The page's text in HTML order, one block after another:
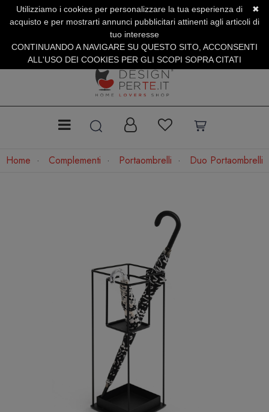
SERVIZIO CLIENTI +39.0773.470.562
SUMMER SALES | Fino al 31 Agosto
Home Complementi Portaombrelli Duo Portaombrelli
✖
Utilizziamo i cookies per personalizzare la tua esperienza di
acquisto e per mostrarti annunci pubblicitari attinenti agli articoli di
tuo interesse
CONTINUANDO A NAVIGARE SU QUESTO SITO, ACCONSENTI
ALL'USO DEI COOKIES PER GLI SCOPI SOPRA CITATI